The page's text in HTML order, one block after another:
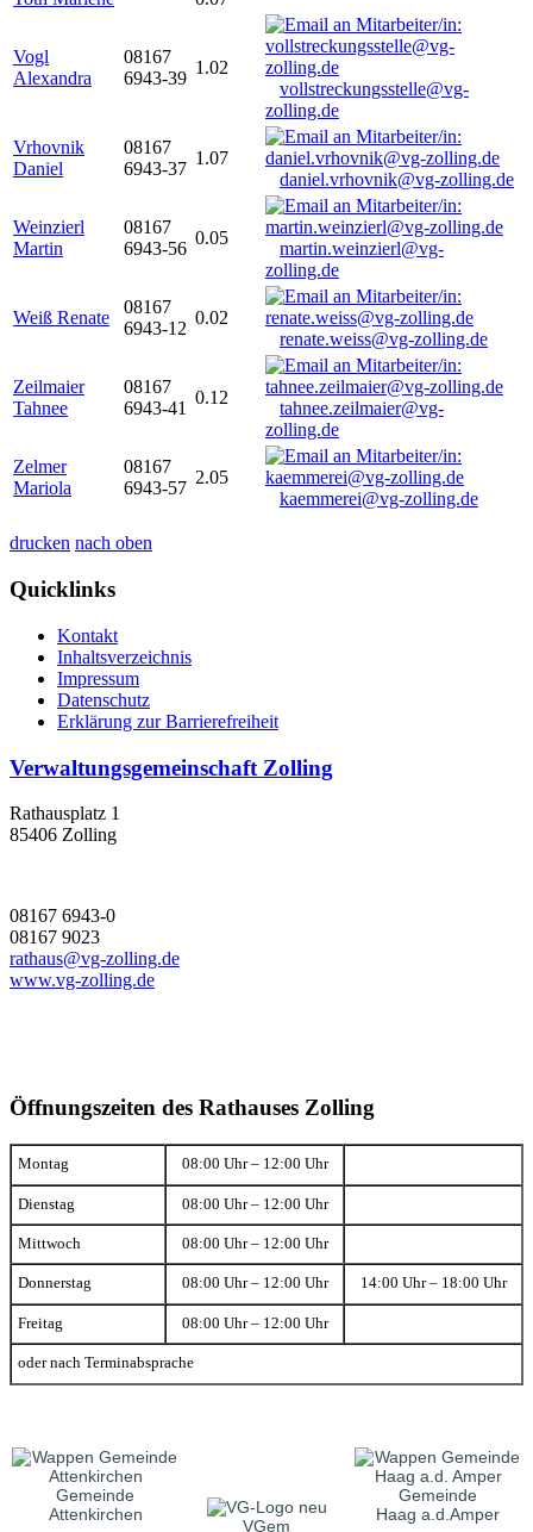
Vogl
Alexandra
08167
6943-39
1.02
vollstreckungsstelle@vg-
zolling.de
Vrhovnik
Daniel
08167
6943-37
1.07
daniel.vrhovnik@vg-zolling.de
Weinzierl
Martin
08167
6943-56
0.05
martin.weinzierl@vg-
zolling.de
Weiß Renate
08167
6943-12
0.02
renate.weiss@vg-zolling.de
Zeilmaier
Tahnee
08167
6943-41
0.12
tahnee.zeilmaier@vg-
zolling.de
Zelmer
Mariola
08167
6943-57
2.05
kaemmerei@vg-zolling.de
drucken nach oben
Quicklinks
Kontakt
Inhaltsverzeichnis
Impressum
Datenschutz
Erklärung zur Barrierefreiheit
Verwaltungsgemeinschaft Zolling
Rathausplatz 1
85406 Zolling
08167 6943-0
08167 9023
rathaus@vg-zolling.de
www.vg-zolling.de
Öffnungszeiten des Rathauses Zolling
Montag 08:00 Uhr – 12:00 Uhr
Dienstag 08:00 Uhr – 12:00 Uhr
Mittwoch 08:00 Uhr – 12:00 Uhr
Donnerstag 08:00 Uhr – 12:00 Uhr 14:00 Uhr – 18:00 Uhr
Freitag 08:00 Uhr – 12:00 Uhr
oder nach Terminabsprache
Gemeinde
Attenkirchen
VGem
Gemeinde
Haag a.d.Amper